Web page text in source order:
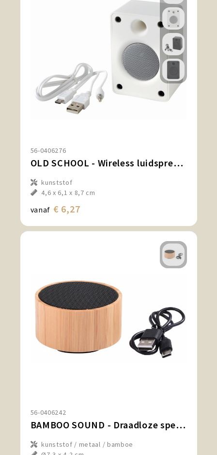
56-0406276
OLD SCHOOL - Wireless luidspreker
kunststof
4,6 x 6,1 x 8,7 cm
vanaf € 6,27
56-0406242
BAMBOO SOUND - Draadloze speaker
kunststof / metaal / bamboe